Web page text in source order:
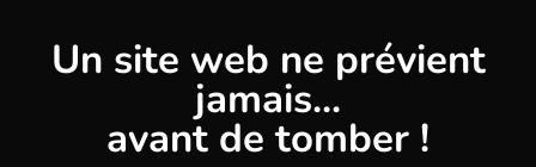
Un site web ne prévient
jamais...
avant de tomber !